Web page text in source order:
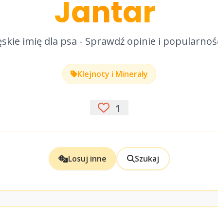
Jantar
imię dla psa - Sprawdź opinie i
Klejnoty i Minerały
1
Losuj inne Szukaj